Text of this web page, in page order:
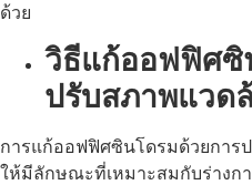
ด้วย
วิธีแก้ออฟฟิศซิ
ปรับสภาพแวด
การแก้ออฟฟิศซินโดรมด้วยการ
ให้มีลักษณะที่เหมาะสมกับร่างก